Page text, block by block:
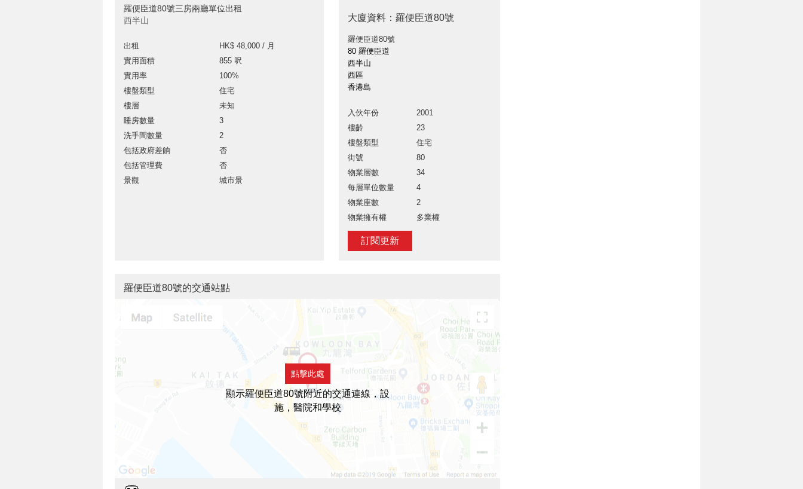
羅便臣道80號三房兩廳單位出租
西半山
出租
HK$ 48,000 / 月
實用面積
855 呎
實用率
100%
樓盤類型
住宅
樓層
未知
睡房數量
3
洗手間數量
2
包括政府差餉
否
包括管理費
否
景觀
城市景
大廈資料：羅便臣道80號
羅便臣道80號
80 羅便臣道
西半山
西區
香港島
入伙年份
2001
樓齡
23
樓盤類型
住宅
街號
80
物業層數
34
每層單位數量
4
物業座數
2
物業擁有權
多業權
訂閱更新
羅便臣道80號的交通站點
點擊此處
顯示羅便臣道80號附近的交通連線，設
施，醫院和學校